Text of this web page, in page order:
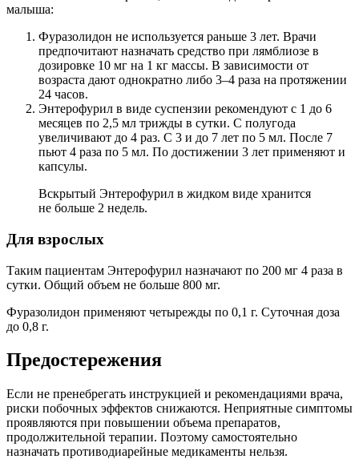
малыша:
Фуразолидон не используется раньше 3 лет. Врачи
предпочитают назначать средство при лямблиозе в
дозировке 10 мг на 1 кг массы. В зависимости от
возраста дают однократно либо 3–4 раза на протяжении
24 часов.
Энтерофурил в виде суспензии рекомендуют с 1 до 6
месяцев по 2,5 мл трижды в сутки. С полугода
увеличивают до 4 раз. С 3 и до 7 лет по 5 мл. После 7
пьют 4 раза по 5 мл. По достижении 3 лет применяют и
капсулы.
Вскрытый Энтерофурил в жидком виде хранится
не больше 2 недель.
Для взрослых
Таким пациентам Энтерофурил назначают по 200 мг 4 раза в
сутки. Общий объем не больше 800 мг.
Фуразолидон применяют четырежды по 0,1 г. Суточная доза
до 0,8 г.
Предостережения
Если не пренебрегать инструкцией и рекомендациями врача,
риски побочных эффектов снижаются. Неприятные симптомы
проявляются при повышении объема препаратов,
продолжительной терапии. Поэтому самостоятельно
назначать противодиарейные медикаменты нельзя.